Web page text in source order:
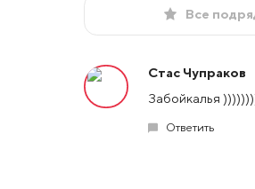
Все
Стас Чупраков
Забойкалья
Ответить